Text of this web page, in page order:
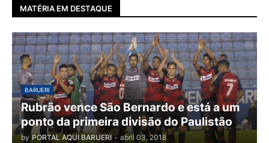
MATÉRIA EM DESTAQUE
BARUERI
Rubrão vence São Bernardo e está a um
ponto da primeira divisão do Paulistão
by PORTAL AQUI BARUERI - abril 03, 2018